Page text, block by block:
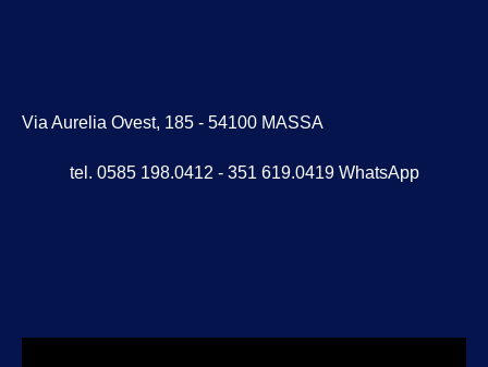
Via Aurelia Ovest, 185 - 54100 MASSA
tel. 0585 198.0412 - 351 619.0419 WhatsApp